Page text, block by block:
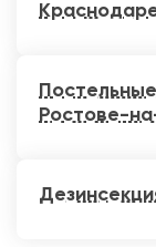
Ростове-